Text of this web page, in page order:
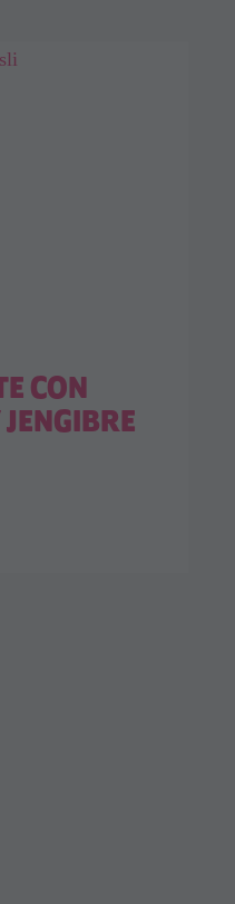
CON
JENGIBRE